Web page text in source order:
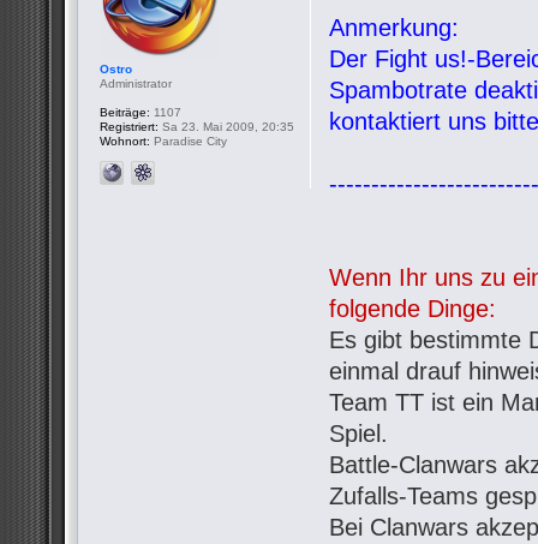
Anmerkung:
Der Fight us!-
Spambotrate
kontaktiert uns
Wenn Ihr uns zu
folgende Dinge:
Es gibt bestimmte
einmal drauf
Team TT ist ein
Spiel.
Battle-Clanwars
Zufalls-Teams
Bei Clanwars
Ostro
Administrator
Beiträge: 1107
Registriert: Sa 23. Mai 2009, 20:35
Wohnort: Paradise City